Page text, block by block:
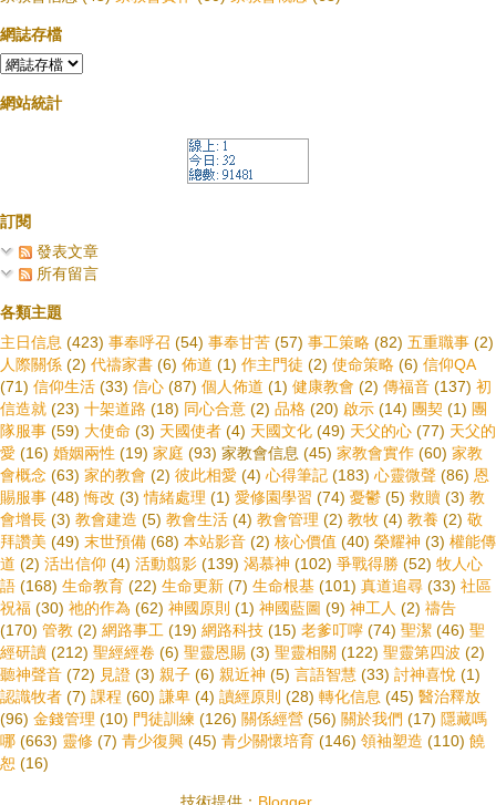
網誌存檔
網站統計
訂閱
發表文章
所有留言
各類主題
主日信息 (423) 事奉呼召 (54) 事奉甘苦 (57) 事工策略 (82) 五重職事 (2)
人際關係 (2) 代禱家書 (6) 佈道 (1) 作主門徒 (2) 使命策略 (6) 信仰QA
(71) 信仰生活 (33) 信心 (87) 個人佈道 (1) 健康教會 (2) 傳福音 (137) 初
信造就 (23) 十架道路 (18) 同心合意 (2) 品格 (20) 啟示 (14) 團契 (1) 團
隊服事 (59) 大使命 (3) 天國使者 (4) 天國文化 (49) 天父的心 (77) 天父的
愛 (16) 婚姻兩性 (19) 家庭 (93) 家教會信息 (45) 家教會實作 (60) 家教
會概念 (63) 家的教會 (2) 彼此相愛 (4) 心得筆記 (183) 心靈微聲 (86) 恩
賜服事 (48) 悔改 (3) 情緒處理 (1) 愛修園學習 (74) 憂鬱 (5) 救贖 (3) 教
會增長 (3) 教會建造 (5) 教會生活 (4) 教會管理 (2) 教牧 (4) 教養 (2) 敬
拜讚美 (49) 末世預備 (68) 本站影音 (2) 核心價值 (40) 榮耀神 (3) 權能傳
道 (2) 活出信仰 (4) 活動翦影 (139) 渴慕神 (102) 爭戰得勝 (52) 牧人心
語 (168) 生命教育 (22) 生命更新 (7) 生命根基 (101) 真道追尋 (33) 社區
祝福 (30) 祂的作為 (62) 神國原則 (1) 神國藍圖 (9) 神工人 (2) 禱告
(170) 管教 (2) 網路事工 (19) 網路科技 (15) 老爹叮嚀 (74) 聖潔 (46) 聖
經研讀 (212) 聖經經卷 (6) 聖靈恩賜 (3) 聖靈相關 (122) 聖靈第四波 (2)
聽神聲音 (72) 見證 (3) 親子 (6) 親近神 (5) 言語智慧 (33) 討神喜悅 (1)
認識牧者 (7) 課程 (60) 謙卑 (4) 讀經原則 (28) 轉化信息 (45) 醫治釋放
(96) 金錢管理 (10) 門徒訓練 (126) 關係經營 (56) 關於我們 (17) 隱藏嗎
哪 (663) 靈修 (7) 青少復興 (45) 青少關懷培育 (146) 領袖塑造 (110) 饒
恕 (16)